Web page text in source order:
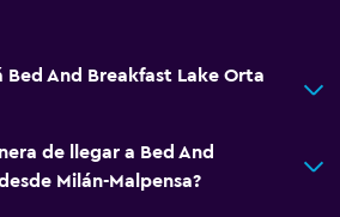
Bed And Breakfast Lake Orta
de llegar a Bed And
Milán-Malpensa?